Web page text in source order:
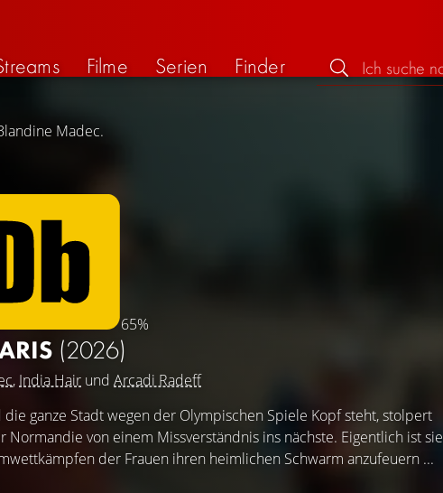
Filme Serien
Finder
Madec.
65%
(2026)
, India Hair und Arcadi Radeff
ganze Stadt wegen der Olympischen Spiele Kopf steht, stolpert
von einem Missverständnis ins nächste. Eigentlich ist sie
der Frauen ihren heimlichen Schwarm anzufeuern ...